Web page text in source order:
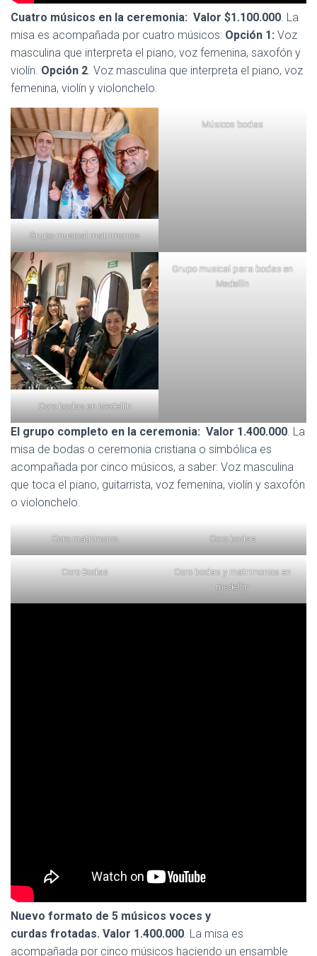
Cuatro músicos en la ceremonia: Valor $1.100.000. La
misa es acompañada por cuatro músicos: Opción 1: Voz
masculina que interpreta el piano, voz femenina, saxofón y
violín. Opción 2. Voz masculina que interpreta el piano, voz
femenina, violín y violonchelo.
Grupo musical matrimonios
Músicos bodas
Coro bodas en Medellín
Grupo musical para bodas en
Medellín
El grupo completo en la ceremonia: Valor 1.400.000 . La
misa de bodas o ceremonia cristiana o simbólica es
acompañada por cinco músicos, a saber: Voz masculina
que toca el piano, guitarrista, voz femenina, violín y saxofón
o violonchelo.
Coro matrimonio Coro bodas
Coro Bodas
Coro bodas y matrimonios en
medellín
Nuevo formato de 5 músicos voces y
curdas frotadas. Valor 1.400.000 . La misa es
acompañada por cinco músicos haciendo un ensamble